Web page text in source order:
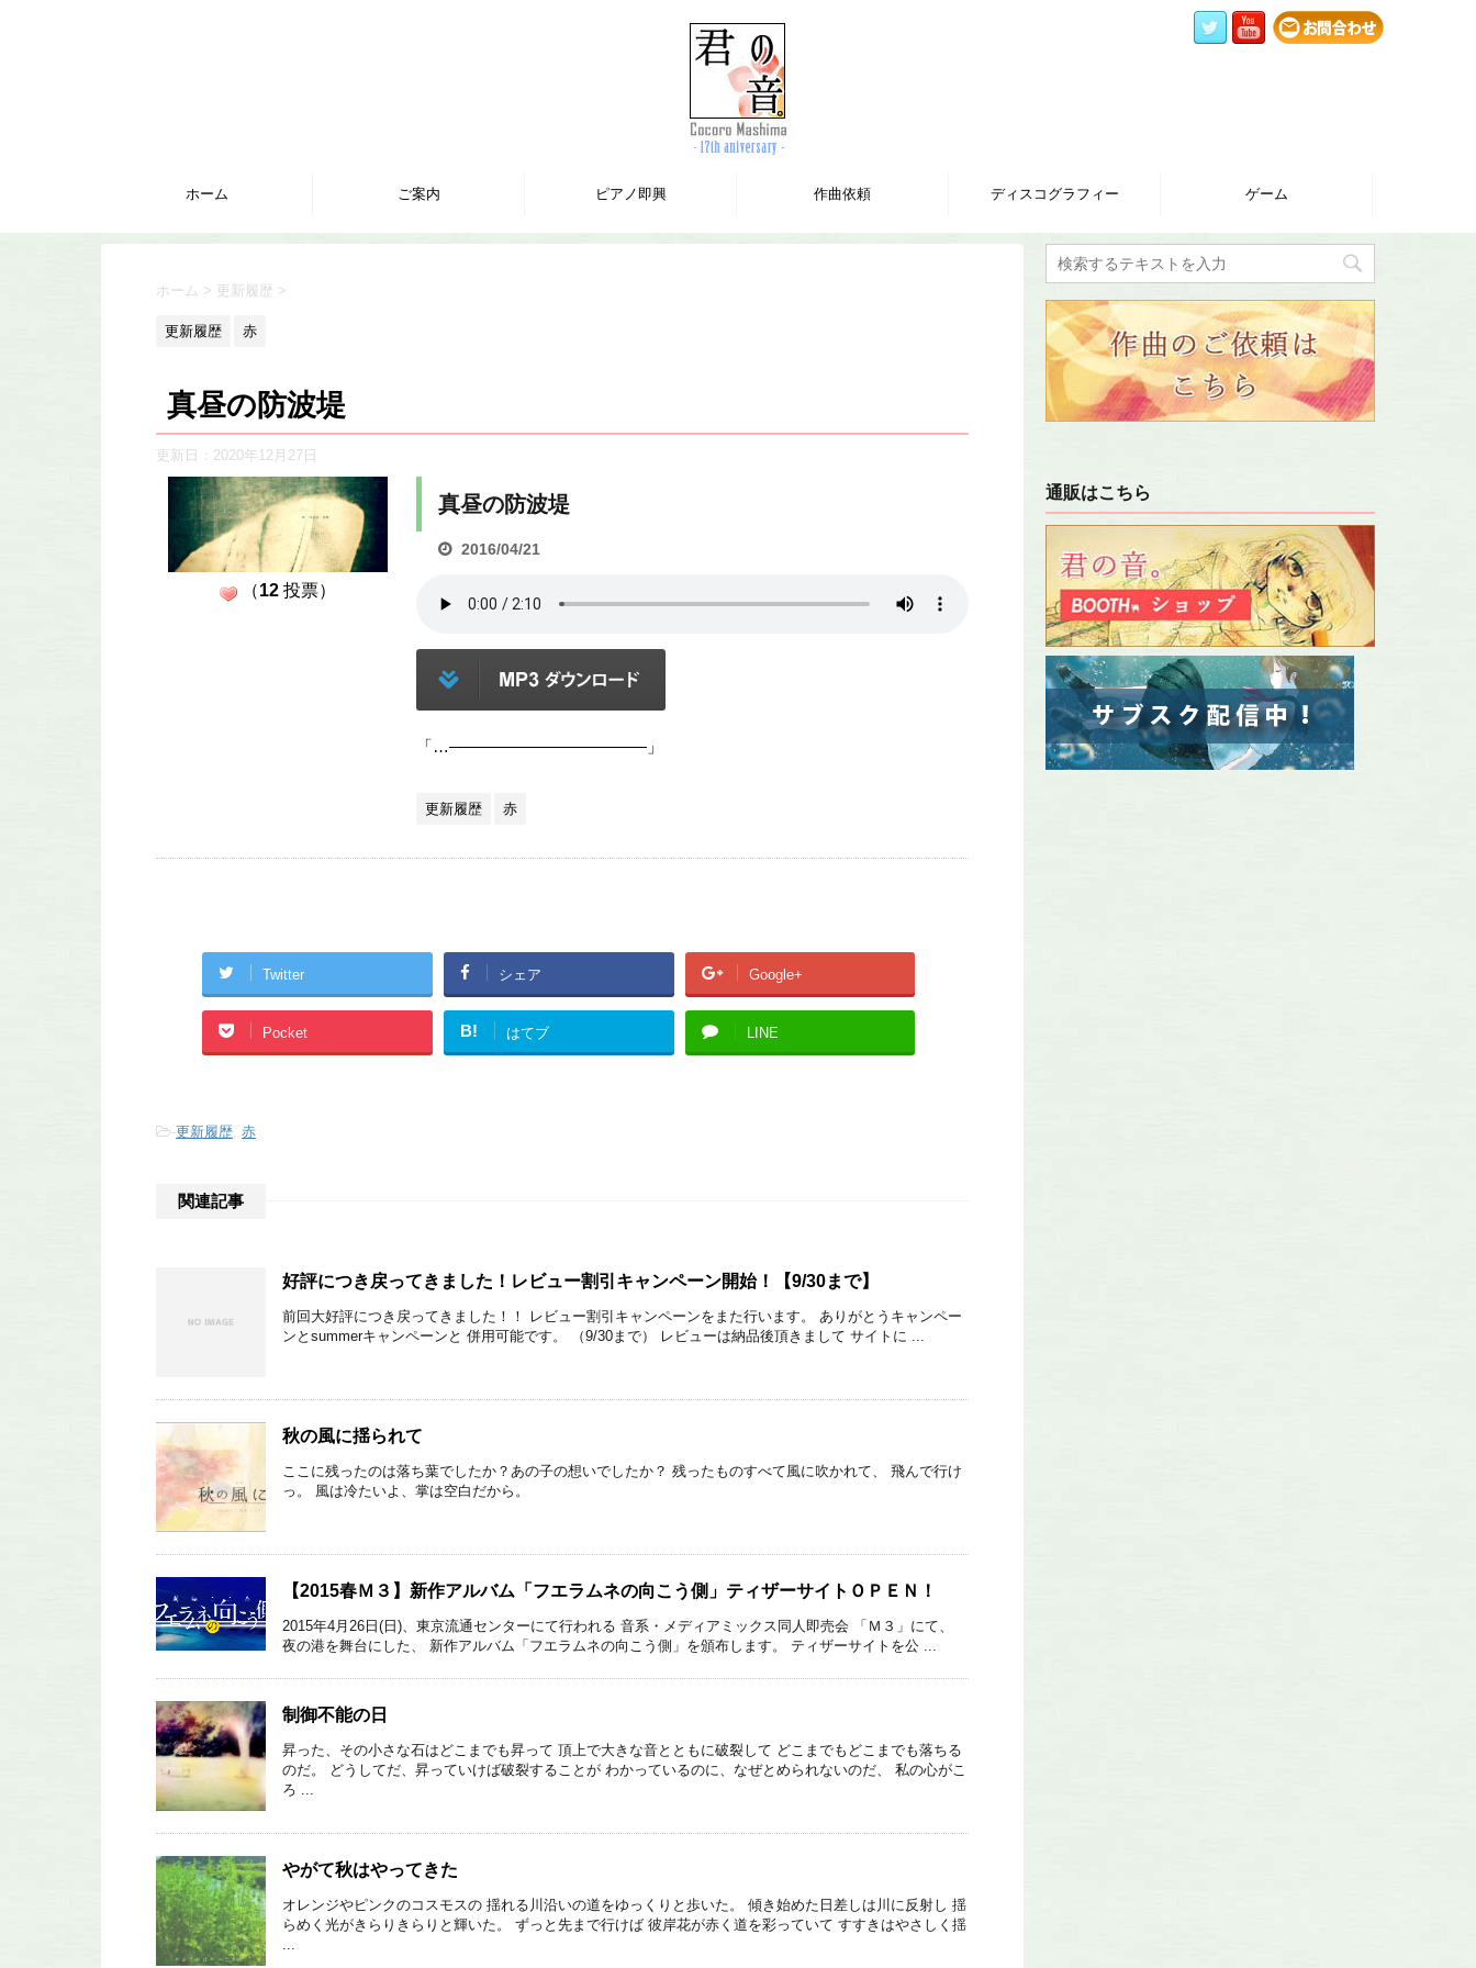
ホーム ご案内 ピアノ即興 作曲依頼 ディスコグラフィー ゲーム
ホーム > 更新履歴 >
更新履歴 赤
真昼の防波堤
更新日： 2020年12月27日
（12 投票）
真昼の防波堤
2016/04/21
「…――――――――――――」
更新履歴 赤
Twitter シェア Google+
Pocket B! はてブ LINE
-更新履歴, 赤
関連記事
好評につき戻ってきました！レビュー割引キャンペーン開始！【9/30まで】
前回大好評につき戻ってきました！！ レビュー割引キャンペーンをまた行います。 ありがとうキャンペー
ンとsummerキャンペーンと 併用可能です。 （9/30まで） レビューは納品後頂きまして サイトに ...
秋の風に揺られて
ここに残ったのは落ち葉でしたか？あの子の想いでしたか？ 残ったものすべて風に吹かれて、 飛んで行け
っ。 風は冷たいよ、掌は空白だから。
【2015春Ｍ３】新作アルバム「フエラムネの向こう側」ティザーサイトＯＰＥＮ！
2015年4月26日(日)、東京流通センターにて行われる 音系・メディアミックス同人即売会 「Ｍ３」にて、
夜の港を舞台にした、 新作アルバム「フエラムネの向こう側」を頒布します。 ティザーサイトを公 ...
制御不能の日
昇った、その小さな石はどこまでも昇って 頂上で大きな音とともに破裂して どこまでもどこまでも落ちる
のだ。 どうしてだ、昇っていけば破裂することが わかっているのに、なぜとめられないのだ、 私の心がこ
ろ ...
やがて秋はやってきた
オレンジやピンクのコスモスの 揺れる川沿いの道をゆっくりと歩いた。 傾き始めた日差しは川に反射し 揺
らめく光がきらりきらりと輝いた。 ずっと先まで行けば 彼岸花が赤く道を彩っていて すすきはやさしく揺
...
通販はこちら